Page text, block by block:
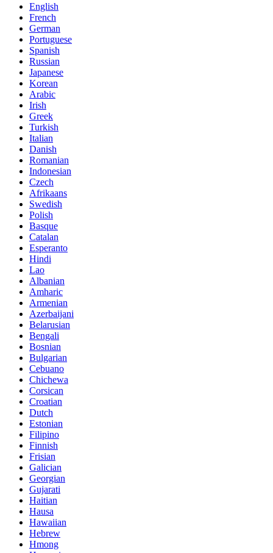
English
French
German
Portuguese
Spanish
Russian
Japanese
Korean
Arabic
Irish
Greek
Turkish
Italian
Danish
Romanian
Indonesian
Czech
Afrikaans
Swedish
Polish
Basque
Catalan
Esperanto
Hindi
Lao
Albanian
Amharic
Armenian
Azerbaijani
Belarusian
Bengali
Bosnian
Bulgarian
Cebuano
Chichewa
Corsican
Croatian
Dutch
Estonian
Filipino
Finnish
Frisian
Galician
Georgian
Gujarati
Haitian
Hausa
Hawaiian
Hebrew
Hmong